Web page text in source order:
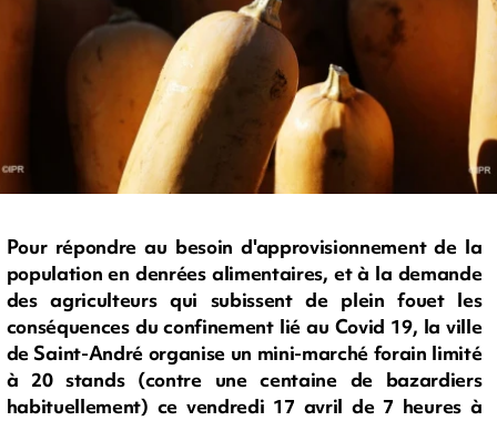
Pour répondre au besoin d'approvisionnement de la
population en denrées alimentaires, et à la demande
des agriculteurs qui subissent de plein fouet les
conséquences du confinement lié au Covid 19, la ville
de Saint-André organise un mini-marché forain limité
à 20 stands (contre une centaine de bazardiers
habituellement) ce vendredi 17 avril de 7 heures à